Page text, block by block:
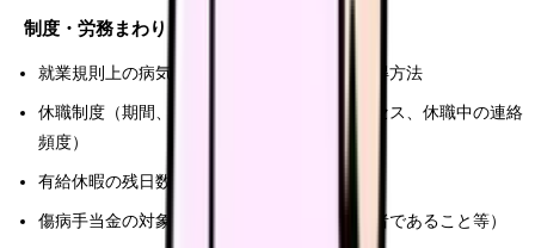
制度・労務まわり
就業規則上の病気休暇・特別休暇の有無と取得方法
休職制度（期間、給与の取り扱い、復職プロセス、休職中の連絡
頻度）
有給休暇の残日数と、年5日取得義務との関係
傷病手当金の対象になるか（健康保険被保険者であること等）